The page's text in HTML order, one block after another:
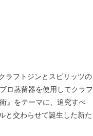
ラフトジンとスピリッツの
ロ蒸留器を使用してクラフ
』をテーマに、追究すべ
と交わらせて誕生した新た